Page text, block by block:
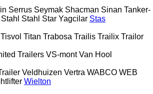
Serrus Seymak Shacman Sinan Tanker-
Stahl Stahl Star Yagcilar Stas
Tisvol Titan Trabosa Trailis Trailix Trailor
Trailers VS-mont Van Hool
Veldhuizen Vertra WABCO WEB
Wielton